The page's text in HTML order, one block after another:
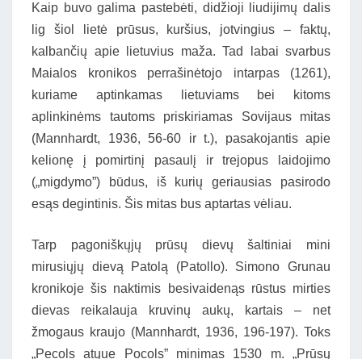
Kaip buvo galima pastebėti, didžioji liudijimų dalis
lig šiol lietė prūsus, kuršius, jotvingius – faktų,
kalbančių apie lietuvius maža. Tad labai svarbus
Maialos kronikos perrašinėtojo intarpas (1261),
kuriame aptinkamas lietuviams bei kitoms
aplinkinėms tautoms priskiriamas Sovijaus mitas
(Mannhardt, 1936, 56-60 ir t.), pasakojantis apie
kelionę į pomirtinį pasaulį ir trejopus laidojimo
(„migdymo”) būdus, iš kurių geriausias pasirodo
esąs degintinis. Šis mitas bus aptartas vėliau.
Tarp pagoniškųjų prūsų dievų šaltiniai mini
mirusiųjų dievą Patolą (Patollo). Simono Grunau
kronikoje šis naktimis besivaidenąs rūstus mirties
dievas reikalauja kruvinų aukų, kartais – net
žmogaus kraujo (Mannhardt, 1936, 196-197). Toks
„Pecols atųue Pocols” minimas 1530 m. „Prūsų